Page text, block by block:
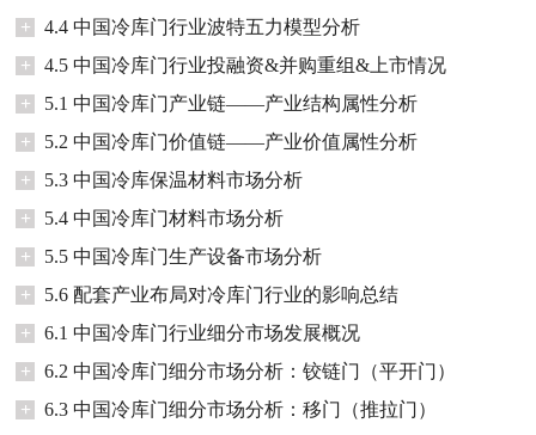
+
4.4 中国冷库门行业波特五力模型分析
+
4.5 中国冷库门行业投融资&并购重组&上市情况
+
5.1 中国冷库门产业链——产业结构属性分析
+
5.2 中国冷库门价值链——产业价值属性分析
+
5.3 中国冷库保温材料市场分析
+
5.4 中国冷库门材料市场分析
+
5.5 中国冷库门生产设备市场分析
+
5.6 配套产业布局对冷库门行业的影响总结
+
6.1 中国冷库门行业细分市场发展概况
+
6.2 中国冷库门细分市场分析：铰链门（平开门）
+
6.3 中国冷库门细分市场分析：移门（推拉门）